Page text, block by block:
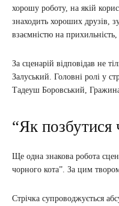
хорошу роботу, на якій
знаходить хороших друзів,
взаємністю на
За сценарій відповідав не
Залуський. Головні ролі у
Тадеуш Боровський,
“Як позбутися
Ще одна знакова робота
чорного кота”. За цим
Стрічка супроводжується